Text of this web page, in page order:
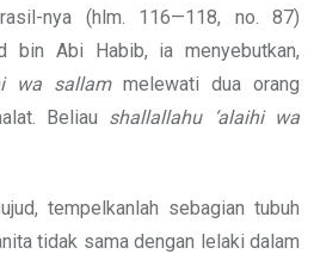
nya (hlm. 116—118, no. 87)
bin Abi Habib, ia menyebutkan,
wa sallammelewati dua orang
Beliau shallallahu ‘alaihi wa
tempelkanlah sebagian tubuh
tidak sama dengan lelaki dalam